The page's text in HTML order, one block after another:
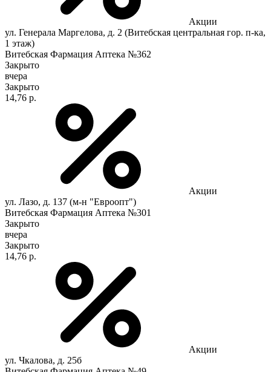
Акции
ул. Генерала Маргелова, д. 2 (Витебская центральная гор. п-ка,
1 этаж)
Витебская Фармация Аптека №362
Закрыто
вчера
Закрыто
14,76 р.
Акции
ул. Лазо, д. 137 (м-н "Евроопт")
Витебская Фармация Аптека №301
Закрыто
вчера
Закрыто
14,76 р.
Акции
ул. Чкалова, д. 25б